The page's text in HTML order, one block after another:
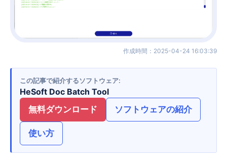
作成時間 ： 2025-04-24 16:03:39
この記事で紹介するソフトウェア
HeSoft Doc Batch Tool
無料ダウンロード
ソフトウェアの紹介
使い方